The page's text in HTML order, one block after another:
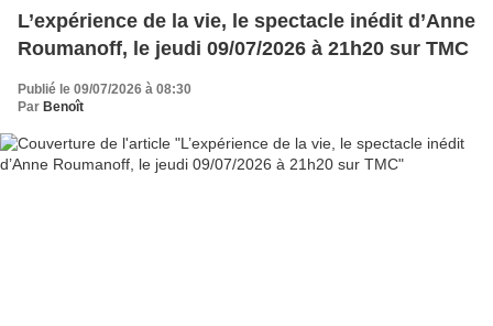
L’expérience de la vie, le spectacle inédit d’Anne
Roumanoff, le jeudi 09/07/2026 à 21h20 sur TMC
Publié le 09/07/2026 à 08:30
Par Benoît